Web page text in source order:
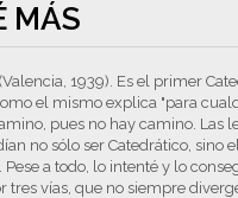
MÁS
1939). Es el primer
el mismo explica "para
pues no hay camino. Las
no sólo ser Catedrático, sino
Pese a todo, lo intenté y lo
tres vías, que no siempre